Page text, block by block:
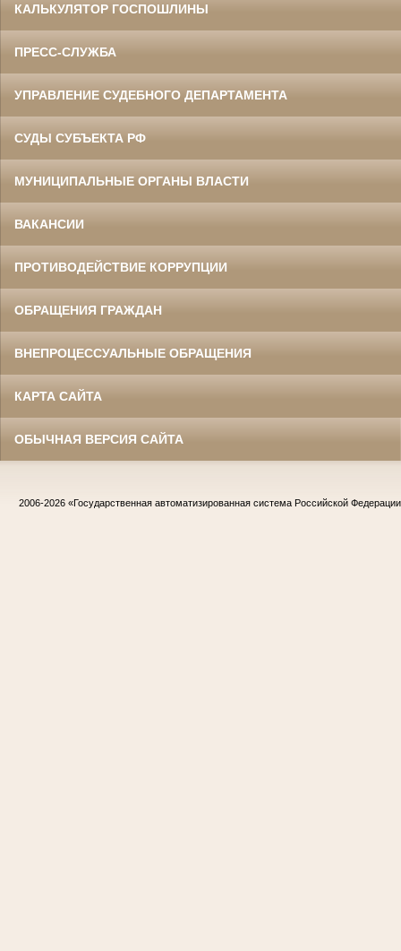
КАЛЬКУЛЯТОР ГОСПОШЛИНЫ
ПРЕСС-СЛУЖБА
УПРАВЛЕНИЕ СУДЕБНОГО ДЕПАРТАМЕНТА
СУДЫ СУБЪЕКТА РФ
МУНИЦИПАЛЬНЫЕ ОРГАНЫ ВЛАСТИ
ВАКАНСИИ
ПРОТИВОДЕЙСТВИЕ КОРРУПЦИИ
ОБРАЩЕНИЯ ГРАЖДАН
ВНЕПРОЦЕССУАЛЬНЫЕ ОБРАЩЕНИЯ
КАРТА САЙТА
ОБЫЧНАЯ ВЕРСИЯ САЙТА
2006-2026 «Государственная автоматизированная система Российской